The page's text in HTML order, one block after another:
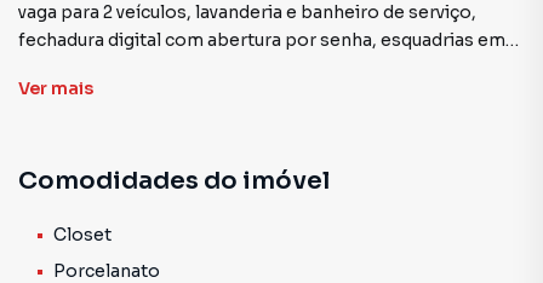
vaga para 2 veículos, lavanderia e banheiro de serviço,
fechadura digital com abertura por senha, esquadrias em
No 1º andar: Ampla área de estar e jantar com piso
No 2º andar: 3 suítes, sendo uma master com closet, com
em duas suítes, claraboia em dois banheiros e na escadaria
de acesso. Próximo das avenidas Otto Niemeyer e
Ver mais
Comodidades do imóvel
Closet
Porcelanato